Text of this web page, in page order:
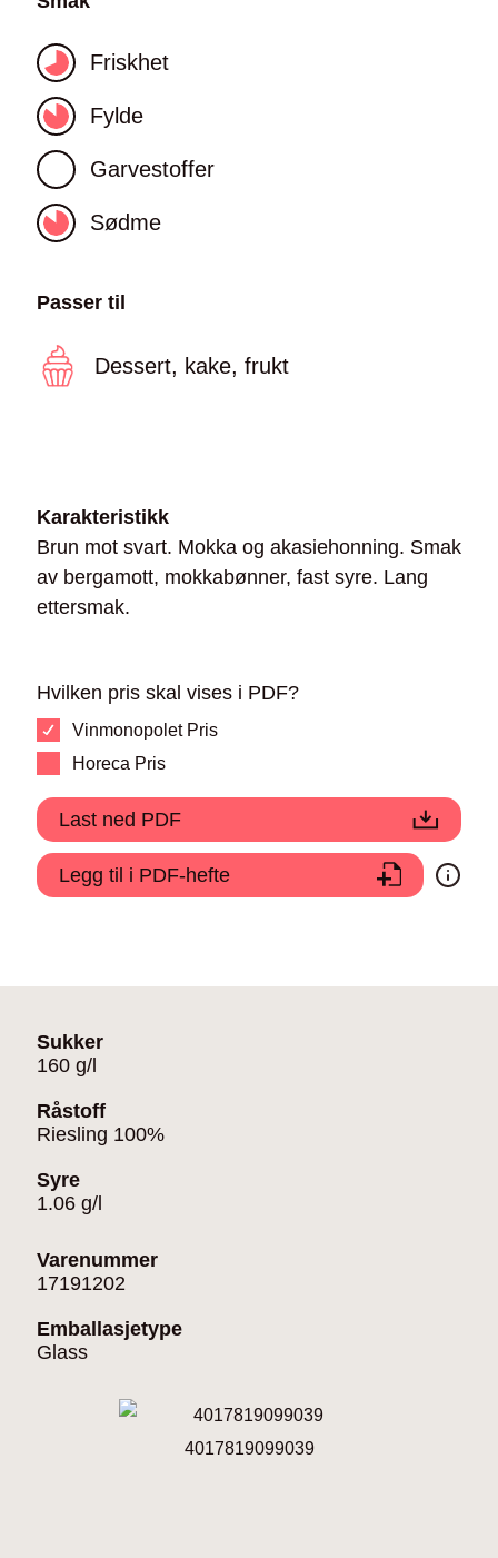
Friskhet
Fylde
Garvestoffer
Sødme
Passer til
Dessert, kake, frukt
Karakteristikk
Brun mot svart. Mokka og akasiehonning. Smak
av bergamott, mokkabønner, fast syre. Lang
ettersmak.
Hvilken pris skal vises i PDF?
Vinmonopolet Pris
Horeca Pris
Last ned PDF
Legg til i PDF-hefte
Sukker
160 g/l
Råstoff
Riesling 100%
Syre
1.06 g/l
Varenummer
17191202
Emballasjetype
Glass
4017819099039